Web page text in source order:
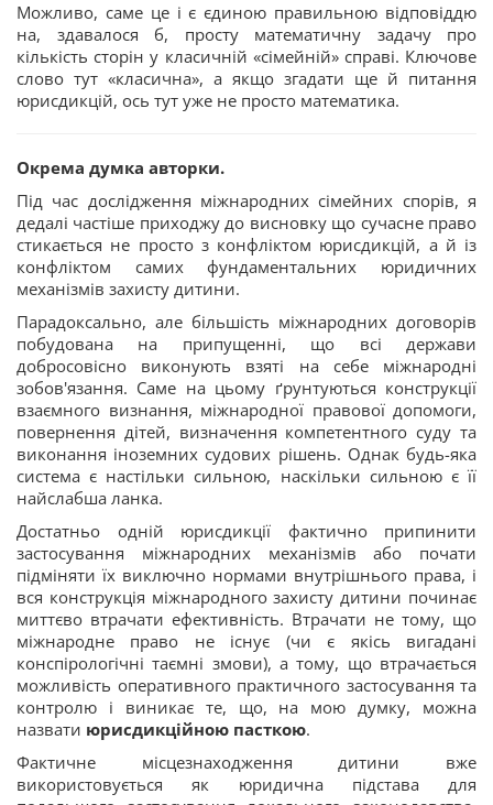
Можливо, саме це і є єдиною правильною відповіддю
на, здавалося б, просту математичну задачу про
кількість сторін у класичній «сімейній» справі. Ключове
слово тут «класична», а якщо згадати ще й питання
юрисдикцій, ось тут уже не просто математика.
Окрема думка авторки.
Під час дослідження міжнародних сімейних спорів, я
дедалі частіше приходжу до висновку що сучасне право
стикається не просто з конфліктом юрисдикцій, а й із
конфліктом самих фундаментальних юридичних
механізмів захисту дитини.
Парадоксально, але більшість міжнародних договорів
побудована на припущенні, що всі держави
добросовісно виконують взяті на себе міжнародні
зобов'язання. Саме на цьому ґрунтуються конструкції
взаємного визнання, міжнародної правової допомоги,
повернення дітей, визначення компетентного суду та
виконання іноземних судових рішень. Однак будь-яка
система є настільки сильною, наскільки сильною є її
найслабша ланка.
Достатньо одній юрисдикції фактично припинити
застосування міжнародних механізмів або почати
підміняти їх виключно нормами внутрішнього права, і
вся конструкція міжнародного захисту дитини починає
миттєво втрачати ефективність. Втрачати не тому, що
міжнародне право не існує (чи є якісь вигадані
конспірологічні таємні змови), а тому, що втрачається
можливість оперативного практичного застосування та
контролю і виникає те, що, на мою думку, можна
назвати юрисдикційною пасткою.
Фактичне місцезнаходження дитини вже
використовується як юридична підстава для